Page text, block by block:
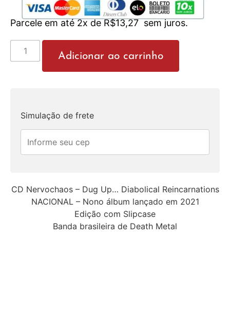
Parcele em até 2x deR$13,27 sem juros.
Adicionar ao carrinho
Simulação de frete
CD Nervochaos – Dug Up… Diabolical Reincarnations
NACIONAL – Nono álbum lançado em 2021
Edição com Slipcase
Banda brasileira de Death Metal